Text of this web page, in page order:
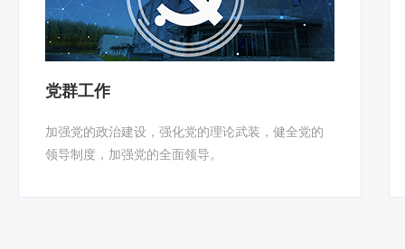
党群工作
加强党的政治建设，强化党的理论武装，健全党的
领导制度，加强党的全面领导。